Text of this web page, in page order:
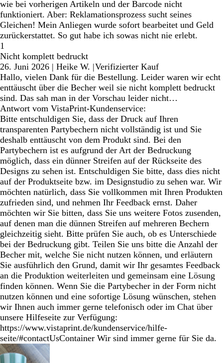
wie bei vorherigen Artikeln und der Barcode nicht
funktioniert. Aber: Reklamationsprozess sucht seines
Gleichen! Mein Anliegen wurde sofort bearbeitet und Geld
zurückerstattet. So gut habe ich sowas nicht nie erlebt.
1
Nicht komplett bedruckt
26. Juni 2026 | Heike W. |Verifizierter Kauf
Hallo, vielen Dank für die Bestellung. Leider waren wir echt
enttäuscht über die Becher weil sie nicht komplett bedruckt
sind. Das sah man in der Vorschau leider nicht…
Antwort vom VistaPrint-Kundenservice:
Bitte entschuldigen Sie, dass der Druck auf Ihren
transparenten Partybechern nicht vollständig ist und Sie
deshalb enttäuscht von dem Produkt sind. Bei den
Partybechern ist es aufgrund der Art der Bedruckung
möglich, dass ein dünner Streifen auf der Rückseite des
Designs zu sehen ist. Entschuldigen Sie bitte, dass dies nicht
auf der Produktseite bzw. im Designstudio zu sehen war. Wir
möchten natürlich, dass Sie vollkommen mit Ihren Produkten
zufrieden sind, und nehmen Ihr Feedback ernst. Daher
möchten wir Sie bitten, dass Sie uns weitere Fotos zusenden,
auf denen man die dünnen Streifen auf mehreren Bechern
gleichzeitig sieht. Bitte prüfen Sie auch, ob es Unterschiede
bei der Bedruckung gibt. Teilen Sie uns bitte die Anzahl der
Becher mit, welche Sie nicht nutzen können, und erläutern
Sie ausführlich den Grund, damit wir Ihr gesamtes Feedback
an die Produktion weiterleiten und gemeinsam eine Lösung
finden können. Wenn Sie die Partybecher in der Form nicht
nutzen können und eine sofortige Lösung wünschen, stehen
wir Ihnen auch immer gerne telefonisch oder im Chat über
unsere Hilfeseite zur Verfügung:
https://www.vistaprint.de/kundenservice/hilfe-
seite/#contactUsContainer Wir sind immer gerne für Sie da.